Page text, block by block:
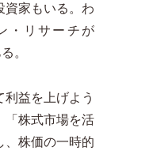
資家もいる。わ
・リサーチが
。
益を上げよう
「株式市場を活
、株価の一時的